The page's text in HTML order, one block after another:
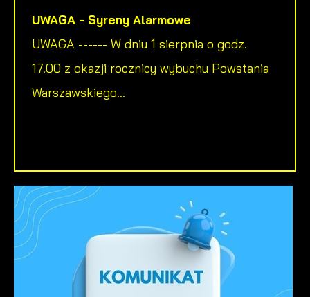
UWAGA - Syreny Alarmowe
UWAGA ------ W dniu 1 sierpnia o godz.
17.00 z okazji rocznicy wybuchu Powstania
Warszawskiego...